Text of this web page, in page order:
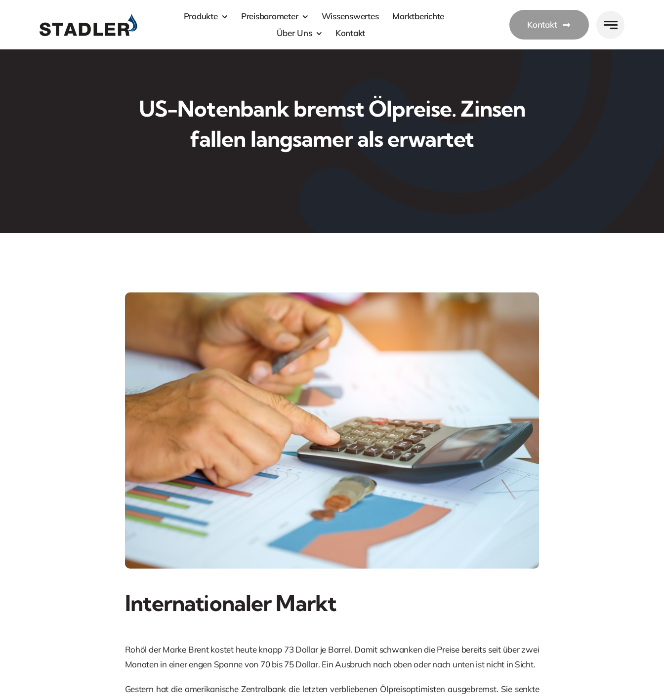
Produkte Preisbarometer Wissenswertes
Marktberichte
Über Uns
Kontakt
Kontakt
US-Notenbank bremst Ölpreise. Zinsen
fallen langsamer als erwartet
Internationaler Markt
Rohöl der Marke Brent kostet heute knapp 73 Dollar je Barrel. Damit schwanken die Preise bereits seit über zwei
Monaten in einer engen Spanne von 70 bis 75 Dollar. Ein Ausbruch nach oben oder nach unten ist nicht in Sicht.
Gestern hat die amerikanische Zentralbank die letzten verbliebenen Ölpreisoptimisten ausgebremst. Sie senkte